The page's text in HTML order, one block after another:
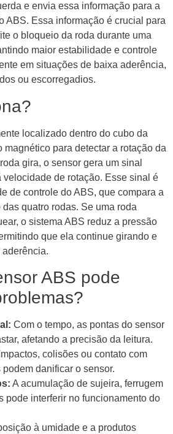
e envia essa informação para a
ABS. Essa informação é crucial para
o bloqueio da roda durante uma
maior estabilidade e controle
em situações de baixa aderência,
ou escorregadios.
localizado dentro do cubo da
magnético para detectar a rotação da
gira, o sensor gera um sinal
de rotação. Esse sinal é
de controle do ABS, que compara a
quatro rodas. Se uma roda
o sistema ABS reduz a pressão
que ela continue girando e
ABS pode
Com o tempo, as pontas do sensor
afetando a precisão da leitura.
Impactos, colisões ou contato com
danificar o sensor.
A acumulação de sujeira, ferrugem
pode interferir no funcionamento do
à umidade e a produtos